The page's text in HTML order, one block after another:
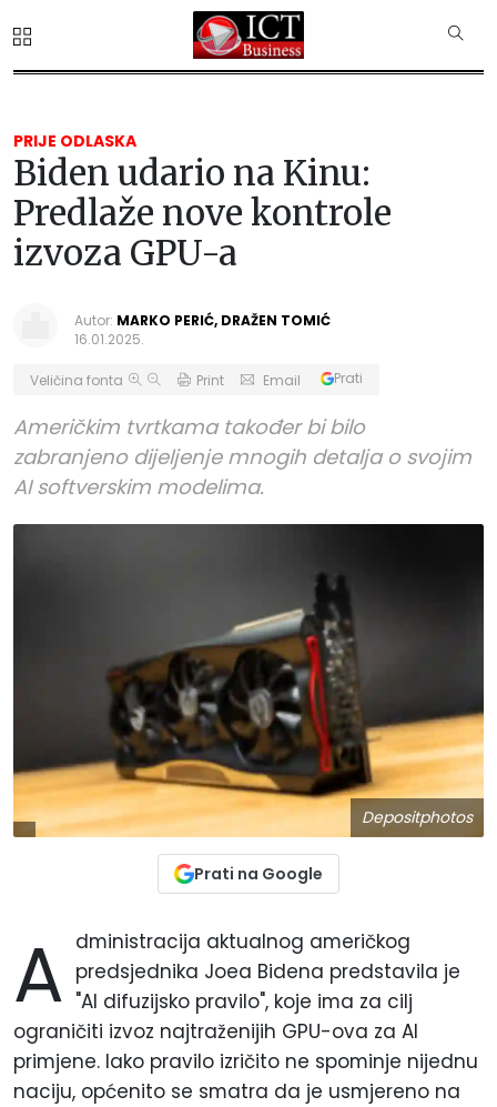
PRIJE ODLASKA
Biden udario na Kinu:
Predlaže nove kontrole
izvoza GPU-a
Autor: MARKO PERIĆ, DRAŽEN TOMIĆ
16.01.2025.
Veličina fonta Print Email Prati
Američkim tvrtkama također bi bilo
zabranjeno dijeljenje mnogih detalja o svojim
AI softverskim modelima.
Depositphotos
Prati na Google
A dministracija aktualnog američkog
predsjednika Joea Bidena predstavila je
"AI difuzijsko pravilo", koje ima za cilj
ograničiti izvoz najtraženijih GPU-ova za AI
primjene. Iako pravilo izričito ne spominje nijednu
naciju, općenito se smatra da je usmjereno na